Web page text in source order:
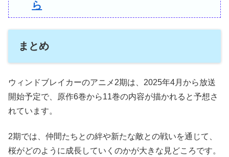
ら
まとめ
ウィンドブレイカーのアニメ2期は、2025年4月から放送
開始予定で、原作6巻から11巻の内容が描かれると予想さ
れています。
2期では、仲間たちとの絆や新たな敵との戦いを通じて、
桜がどのように成長していくのかが大きな見どころです。